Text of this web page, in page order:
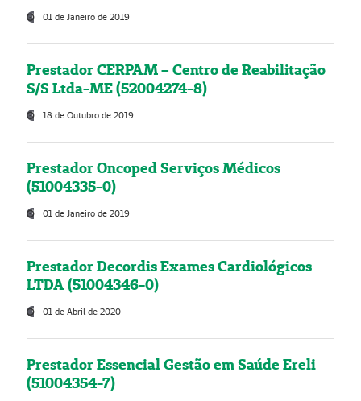
01 de Janeiro de 2019
Prestador CERPAM – Centro de Reabilitação
S/S Ltda-ME (52004274-8)
18 de Outubro de 2019
Prestador Oncoped Serviços Médicos
(51004335-0)
01 de Janeiro de 2019
Prestador Decordis Exames Cardiológicos
LTDA (51004346-0)
01 de Abril de 2020
Prestador Essencial Gestão em Saúde Ereli
(51004354-7)